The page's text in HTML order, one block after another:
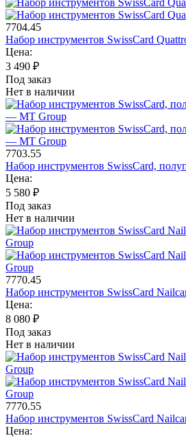
7704.45
Набор инструментов SwissCard
Цена:
3 490 ₽
Под заказ
Нет в наличии
7703.55
Набор инструментов SwissCard,
Цена:
5 580 ₽
Под заказ
Нет в наличии
7770.45
Набор инструментов SwissCard
Цена:
8 080 ₽
Под заказ
Нет в наличии
7770.55
Набор инструментов SwissCard
Цена: